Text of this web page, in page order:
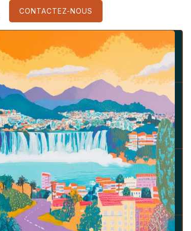
CONTACTEZ-NOUS